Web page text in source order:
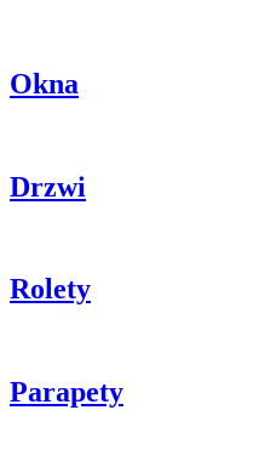
Okna
Drzwi
Rolety
Parapety